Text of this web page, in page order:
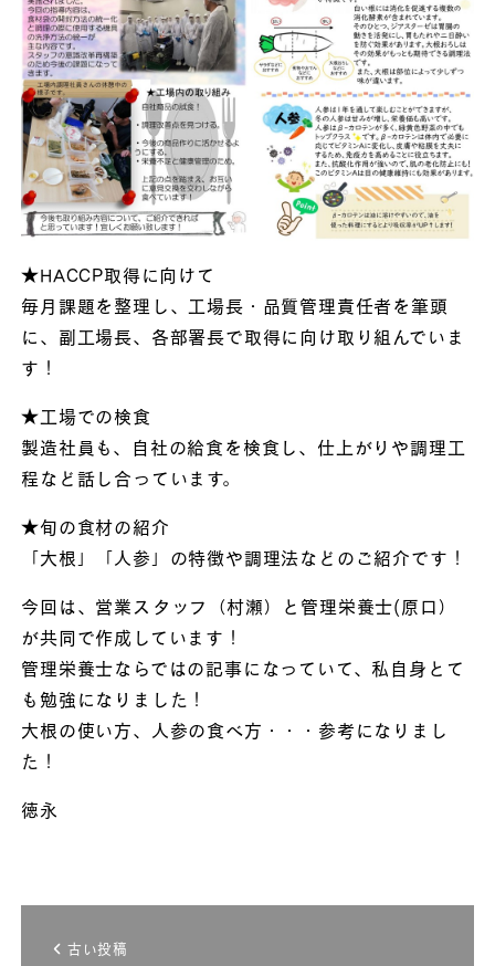
★HACCP取得に向けて
毎月課題を整理し、工場長・品質管理責任者を筆頭
に、副工場長、各部署長で取得に向け取り組んでいま
す！
★工場での検食
製造社員も、自社の給食を検食し、仕上がりや調理工
程など話し合っています。
★旬の食材の紹介
「大根」「人参」の特徴や調理法などのご紹介です！
今回は、営業スタッフ（村瀬）と管理栄養士(原口）
が共同で作成しています！
管理栄養士ならではの記事になっていて、私自身とて
も勉強になりました！
大根の使い方、人参の食べ方・・・参考になりまし
た！
徳永
古い投稿